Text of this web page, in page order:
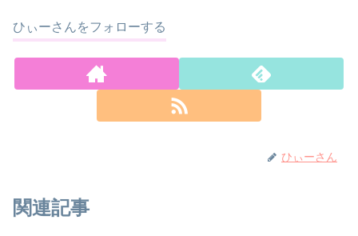
ひぃーさんをフォローする
ひぃーさん
関連記事